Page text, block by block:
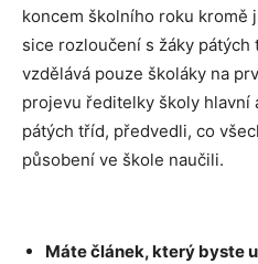
koncem školního roku kromě
sice rozloučení s žáky pátých
vzdělává pouze školáky na
projevu ředitelky školy hlavní
pátých tříd, předvedli, co
působení ve škole naučili.
Máte článek, který byste